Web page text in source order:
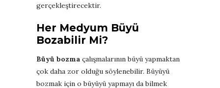
gerçekleştirecektir.
Her Medyum Büyü
Bozabilir Mi?
Büyü bozma çalışmalarının büyü yapmaktan
çok daha zor olduğu söylenebilir. Büyüyü
bozmak için o büyüyü yapmayı da bilmek